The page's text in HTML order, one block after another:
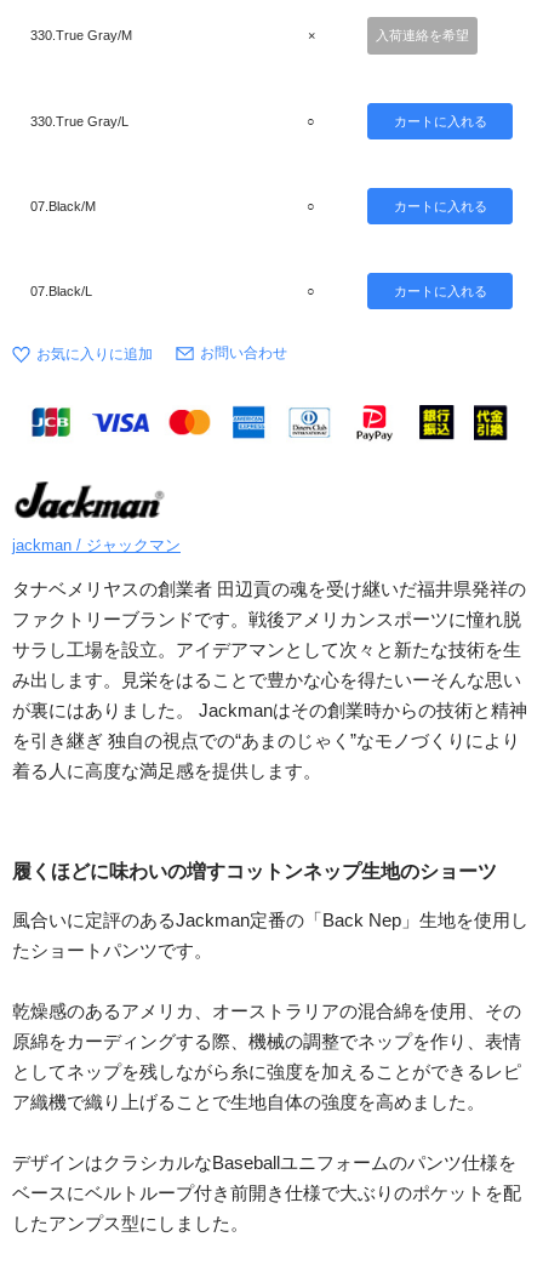
330.True Gray/M × 入荷連絡を希望
330.True Gray/L ○
07.Black/M ○
07.Black/L ○
お問い合わせ
jackman / ジャックマン
タナベメリヤスの創業者 田辺貢の魂を受け継いだ福井県発祥の
ファクトリーブランドです。戦後アメリカンスポーツに憧れ脱
サラし工場を設立。アイデアマンとして次々と新たな技術を生
み出します。見栄をはることで豊かな心を得たいーそんな思い
が裏にはありました。 Jackmanはその創業時からの技術と精神
を引き継ぎ 独自の視点での“あまのじゃく”なモノづくりにより
着る人に高度な満足感を提供します。
履くほどに味わいの増すコットンネップ生地のショーツ
風合いに定評のあるJackman定番の「Back Nep」生地を使用し
たショートパンツです。
乾燥感のあるアメリカ、オーストラリアの混合綿を使用、その
原綿をカーディングする際、機械の調整でネップを作り、表情
としてネップを残しながら糸に強度を加えることができるレピ
ア織機で織り上げることで生地自体の強度を高めました。
デザインはクラシカルなBaseballユニフォームのパンツ仕様を
ベースにベルトループ付き前開き仕様で大ぶりのポケットを配
したアンプス型にしました。